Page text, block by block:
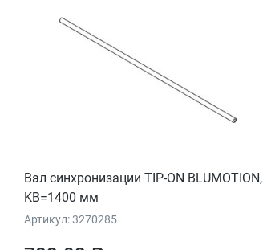
Вал синхронизации TIP-ON BLUMOTION,
KB=1400 мм
Артикул: 3270285